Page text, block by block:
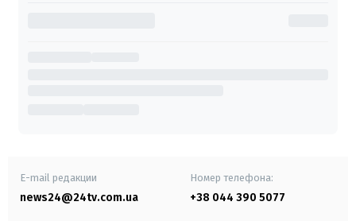
E-mail редакции
news24@24tv.com.ua
Номер телефона:
+38 044 390 5077